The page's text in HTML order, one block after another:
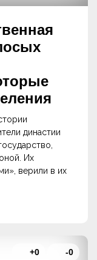
династии
Их
верили в их
+0 -0